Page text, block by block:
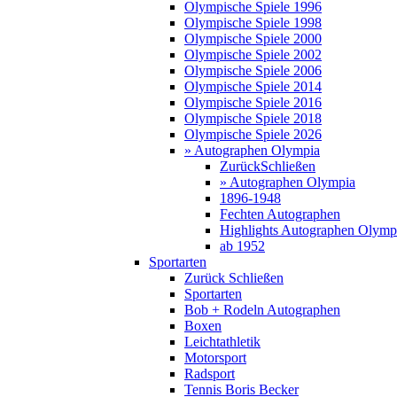
Olympische Spiele 1996
Olympische Spiele 1998
Olympische Spiele 2000
Olympische Spiele 2002
Olympische Spiele 2006
Olympische Spiele 2014
Olympische Spiele 2016
Olympische Spiele 2018
Olympische Spiele 2026
» Autographen Olympia
ZurückSchließen
» Autographen Olympia
1896-1948
Fechten Autographen
Highlights Autographen
ab 1952
Sportarten
Zurück Schließen
Sportarten
Bob + Rodeln Autographen
Boxen
Leichtathletik
Motorsport
Radsport
Tennis Boris Becker